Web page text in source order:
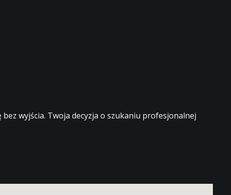
wyjścia. Twoja decyzja o szukaniu profesjonalnej